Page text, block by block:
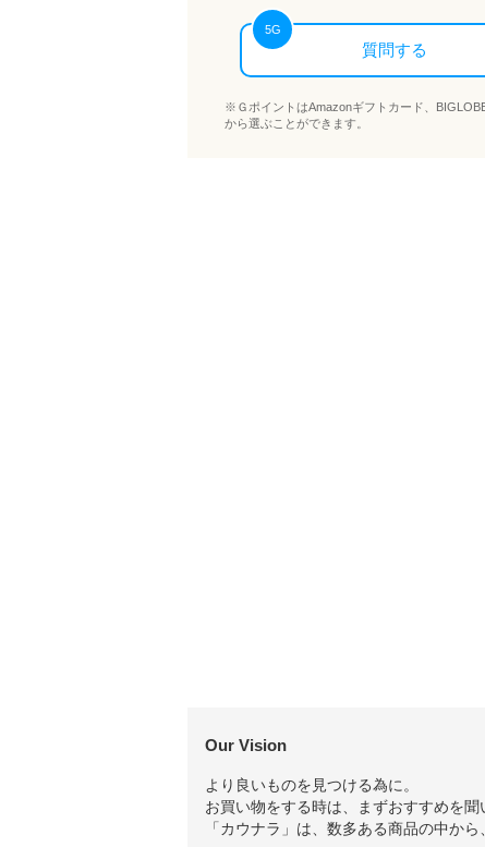
5G
質問する
※ＧポイントはAmazonギフトカード、
から選ぶことができます。
Our Vision
より良いものを見つける為に。
お買い物をする時は、まずおすすめを聞
「カウナラ」は、数多ある商品の中か